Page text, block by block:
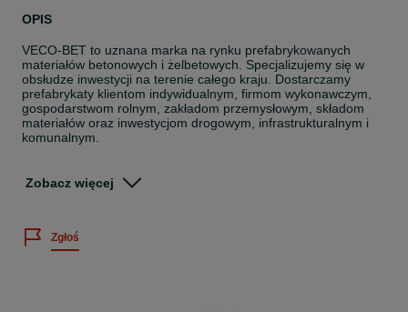
OPIS
VECO-BET to uznana marka na rynku prefabrykowanych
materiałów betonowych i żelbetowych. Specjalizujemy się w
obsłudze inwestycji na terenie całego kraju. Dostarczamy
prefabrykaty klientom indywidualnym, firmom wykonawczym,
gospodarstwom rolnym, zakładom przemysłowym, składom
materiałów oraz inwestycjom drogowym, infrastrukturalnym i
komunalnym.
podwójnie zbrojona, produkowana z betonu C30/37.
- wymiar: 300 x 150 x 15 cm
- beton: C30/37
Zobacz więcej
Zgłoś